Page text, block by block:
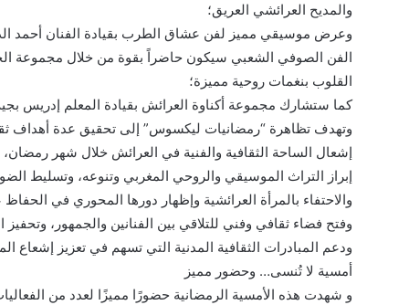
والمديح العرائشي العريق؛
وعرض موسيقي مميز لفن عشاق الطرب بقيادة الفنان أحمد
الفن الصوفي الشعبي سيكون حاضراً بقوة من خلال مجموعة
القلوب بنغمات روحية مميزة؛
كما ستشارك مجموعة أكناوة العرائش بقيادة المعلم إدريس
وتهدف تظاهرة “رمضانيات ليكسوس” إلى تحقيق عدة أهداف
إشعال الساحة الثقافية والفنية في العرائش خلال شهر رمضان،
إبراز التراث الموسيقي والروحي المغربي وتنوعه، وتسليط
والاحتفاء بالمرأة العرائشية وإظهار دورها المحوري في
وفتح فضاء ثقافي وفني للتلاقي بين الفنانين والجمهور،
ودعم المبادرات الثقافية المدنية التي تسهم في تعزيز إشعاع
أمسية لا تُنسى… وحضور مميز
و شهدت هذه الأمسية الرمضانية حضورًا مميزًا لعدد من